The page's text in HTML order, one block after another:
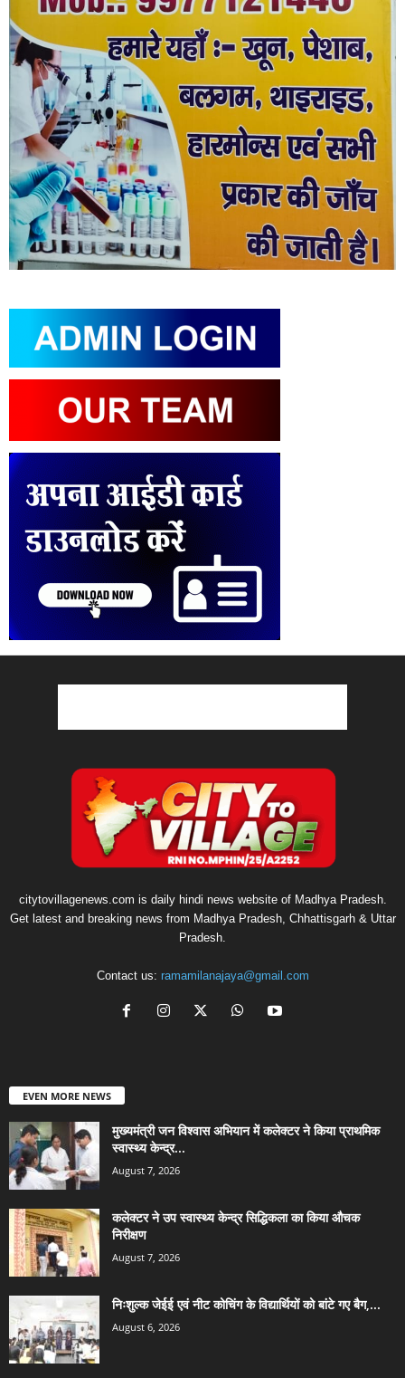
citytovillagenews.com is daily hindi news website of Madhya Pradesh.
Get latest and breaking news from Madhya Pradesh, Chhattisgarh & Uttar
Pradesh.
Contact us: ramamilanajaya@gmail.com
EVEN MORE NEWS
मुख्यमंत्री जन विश्वास अभियान में कलेक्टर ने किया प्राथमिक
स्वास्थ्य केन्द्र...
August 7, 2026
कलेक्टर ने उप स्वास्थ्य केन्द्र सिद्धिकला का किया औचक
निरीक्षण
August 7, 2026
निःशुल्क जेईई एवं नीट कोचिंग के विद्यार्थियों को बांटे गए बैग,...
August 6, 2026